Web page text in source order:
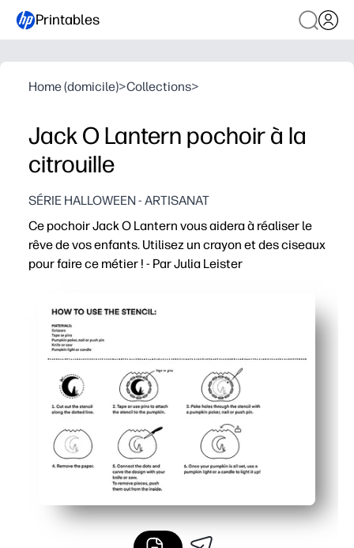
Printables
Home (domicile)>Collections>
Jack O Lantern pochoir à la
citrouille
SÉRIE HALLOWEEN - ARTISANAT
Ce pochoir Jack O Lantern vous aidera à réaliser le
rêve de vos enfants. Utilisez un crayon et des ciseaux
pour faire ce métier ! - Par Julia Leister